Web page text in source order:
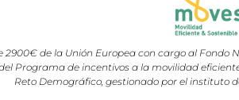
2900€ de la Unión Europea con cargo al
Programa de incentivos a la movilidad
Reto Demográfico, gestionado por el instituto